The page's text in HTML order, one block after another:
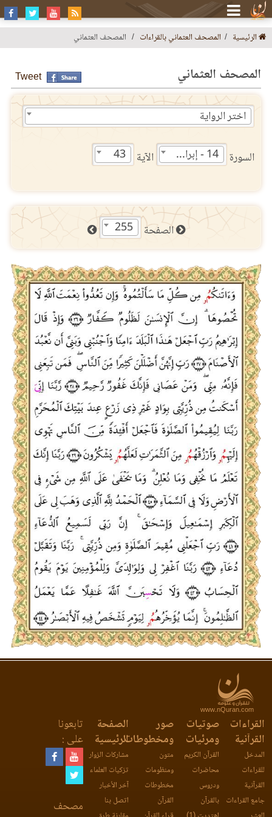
الرئيسية المصحف العثماني بالقراءات المصحف العثماني
المصحف العثماني Tweet
اختر الرواية
السورة 14 - إبراهيم الآية 43
الصفحة 255
www.nQuran.com
القراءات
القرآنية
المدخل
للقراءات
القرآنية
جامع القراءات
صوتيات
ومرئيات
القرآن الكريم
محاضرات
ودروس
بالقرآن
صور
ومخطوطات
متون
ومنظومات
مخطوطات
القرآن
الصفحة
الرئيسية
مشاركات الزوار
تزكيات العلماء
آخر الأخبار
اتصل بنا
تابعونا
على :
مصحف